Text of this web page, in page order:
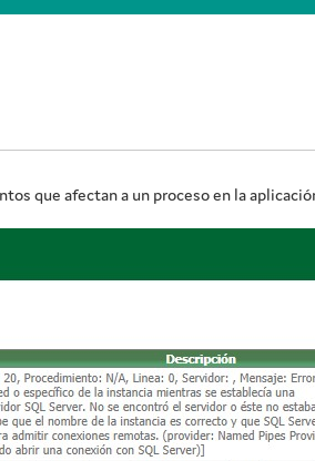
que afectan a un proceso en la